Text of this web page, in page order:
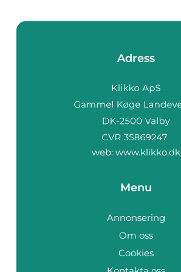
Adress
web: www.klikko.dk
Menu
Annonsering
Om oss
Cookies